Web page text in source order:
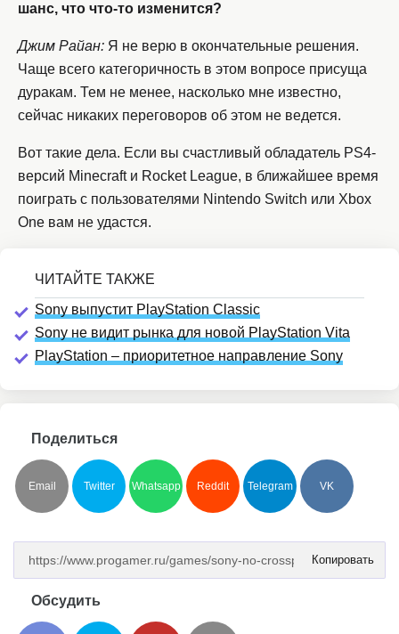
шанс, что что-то изменится?
Джим Райан: Я не верю в окончательные решения.
Чаще всего категоричность в этом вопросе присуща
дуракам. Тем не менее, насколько мне известно,
сейчас никаких переговоров об этом не ведется.
Вот такие дела. Если вы счастливый обладатель PS4-
версий Minecraft и Rocket League, в ближайшее время
поиграть с пользователями Nintendo Switch или Xbox
One вам не удастся.
Sony выпустит PlayStation Classic
Sony не видит рынка для новой PlayStation Vita
PlayStation – приоритетное направление Sony
Поделиться
Email Twitter Whatsapp Reddit Telegram VK
Копировать
Обсудить